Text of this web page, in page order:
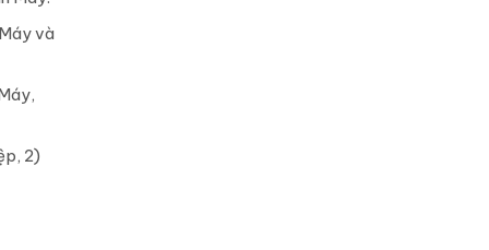
và
2)